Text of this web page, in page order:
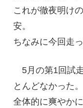
これが徹夜明け
安。
ちなみに今回走
5月の第1回試
とんどなかった。
全体的に爽やか